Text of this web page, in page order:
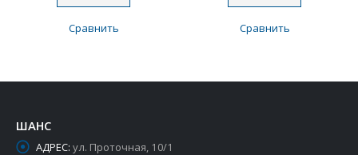
Сравнить Сравнить
ШАНС
АДРЕС: ул. Проточная, 10/1